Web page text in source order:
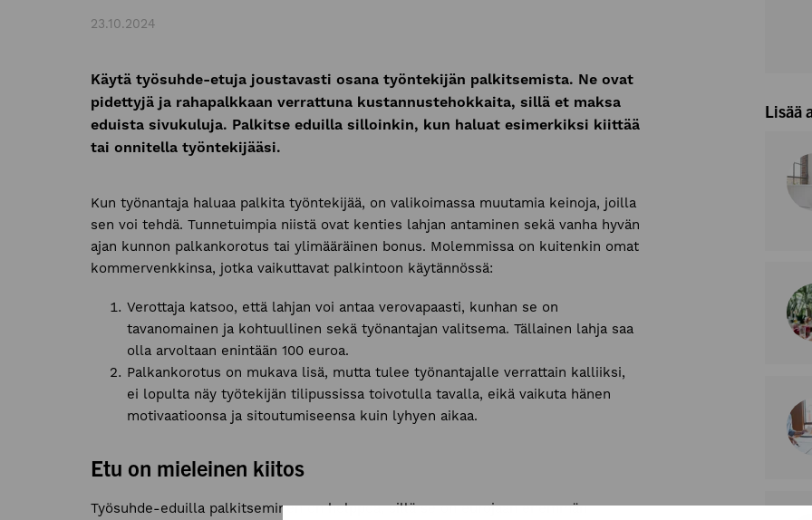
23.10.2024
Käytä työsuhde-etuja joustavasti osana työntekijän palkitsemista. Ne ovat
pidettyjä ja rahapalkkaan verrattuna kustannustehokkaita, sillä et maksa
eduista sivukuluja. Palkitse eduilla silloinkin, kun haluat esimerkiksi kiittää
tai onnitella työntekijääsi.
Kun työnantaja haluaa palkita työntekijää, on valikoimassa muutamia keinoja, joilla
sen voi tehdä. Tunnetuimpia niistä ovat kenties lahjan antaminen sekä vanha hyvän
ajan kunnon palkankorotus tai ylimääräinen bonus. Molemmissa on kuitenkin omat
kommervenkkinsa, jotka vaikuttavat palkintoon käytännössä:
Verottaja katsoo, että lahjan voi antaa verovapaasti, kunhan se on
tavanomainen ja kohtuullinen sekä työnantajan valitsema. Tällainen lahja saa
olla arvoltaan enintään 100 euroa.
Palkankorotus on mukava lisä, mutta tulee työnantajalle verrattain kalliiksi,
ei lopulta näy työtekijän tilipussissa toivotulla tavalla, eikä vaikuta hänen
motivaatioonsa ja sitoutumiseensa kuin lyhyen aikaa.
Etu on mieleinen kiitos
Työsuhde-eduilla palkitseminen on helppoa, sillä se on eurojaan enemmän
Lisää